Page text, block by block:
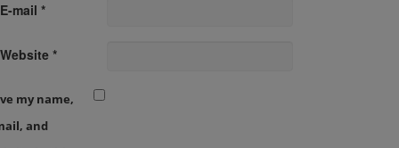
E-mail *
Website *
my name,
and